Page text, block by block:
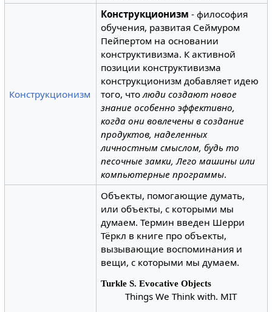
Конструкционизм
Конструкционизм - философия
обучения, развитая Сеймуром
Пейпертом на основании
конструктивизма. К активной
позиции конструктивизма
конструкционизм добавляет идею
того, чтолюди создают новое
знание особенно эффективно,
когда они вовлечены в создание
продуктов, наделенных
личностным смыслом, будь то
песочные замки, Лего машины или
компьютерные программы.
Объекты, помогающие думать,
или объекты, с которыми мы
думаем. Термин введен Шерри
Тёркл в книге про объекты,
вызывающие воспоминания и
вещи, с которыми мы думаем.
Turkle S. Evocative Objects
Things We Think with. MIT